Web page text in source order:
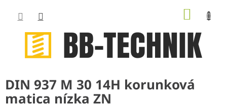
obsah
DIN 937 M 30 14H korunková
matica nízka ZN